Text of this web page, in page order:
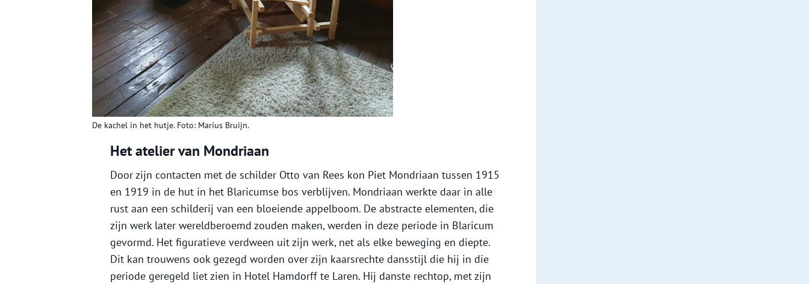
De kachel in het hutje. Foto: Marius Bruijn.
Het atelier van Mondriaan
Door zijn contacten met de schilder Otto van Rees kon Piet Mondriaan tussen 1915
en 1919 in de hut in het Blaricumse bos verblijven. Mondriaan werkte daar in alle
rust aan een schilderij van een bloeiende appelboom. De abstracte elementen, die
zijn werk later wereldberoemd zouden maken, werden in deze periode in Blaricum
gevormd. Het figuratieve verdween uit zijn werk, net als elke beweging en diepte.
Dit kan trouwens ook gezegd worden over zijn kaarsrechte dansstijl die hij in die
periode geregeld liet zien in Hotel Hamdorff te Laren. Hij danste rechtop, met zijn